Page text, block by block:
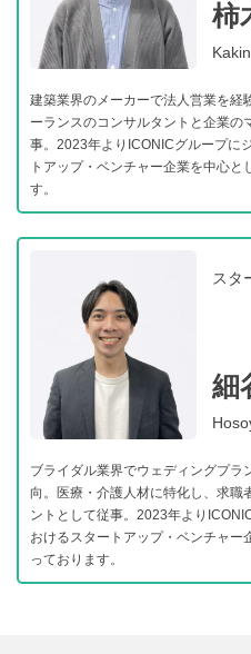
柿
建築業界のメーカーで法人営業を経
ーランスのコンサルタントと企業の
事。2023年よりICONICグループに
トアップ・ベンチャー企業を中心と
す。
スタ
細
ブライダル業界でウェディングプ
向。医療・介護人材に特化し、求職
ントとして従事。2023年より
おけるスタートアップ・ベンチャー
っております。